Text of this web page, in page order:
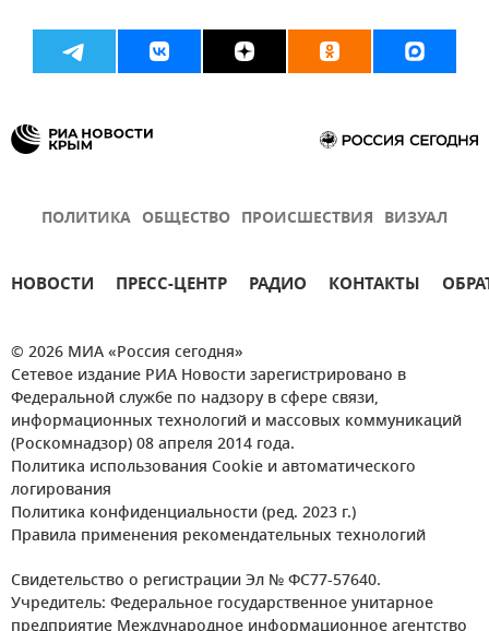
ПОЛИТИКА ОБЩЕСТВО ПРОИСШЕСТВИЯ ВИЗУАЛ
НОВОСТИ ПРЕСС-ЦЕНТР РАДИО КОНТАКТЫ
© 2026 МИА «Россия сегодня»
Сетевое издание РИА Новости зарегистрировано в
Федеральной службе по надзору в сфере связи,
информационных технологий и массовых коммуникаций
(Роскомнадзор) 08 апреля 2014 года.
Политика использования Cookie и автоматического
логирования
Политика конфиденциальности (ред. 2023 г.)
Правила применения рекомендательных технологий
Свидетельство о регистрации Эл № ФС77-57640.
Учредитель: Федеральное государственное унитарное